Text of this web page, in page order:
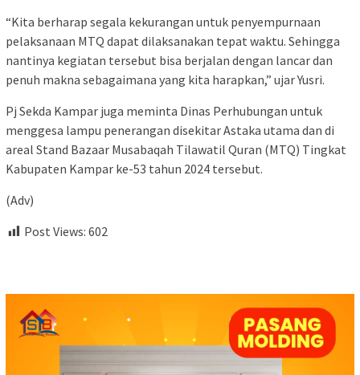
“Kita berharap segala kekurangan untuk penyempurnaan
pelaksanaan MTQ dapat dilaksanakan tepat waktu. Sehingga
nantinya kegiatan tersebut bisa berjalan dengan lancar dan
penuh makna sebagaimana yang kita harapkan,” ujar Yusri.
Pj Sekda Kampar juga meminta Dinas Perhubungan untuk
menggesa lampu penerangan disekitar Astaka utama dan di
areal Stand Bazaar Musabaqah Tilawatil Quran (MTQ) Tingkat
Kabupaten Kampar ke-53 tahun 2024 tersebut.
(Adv)
Post Views: 602